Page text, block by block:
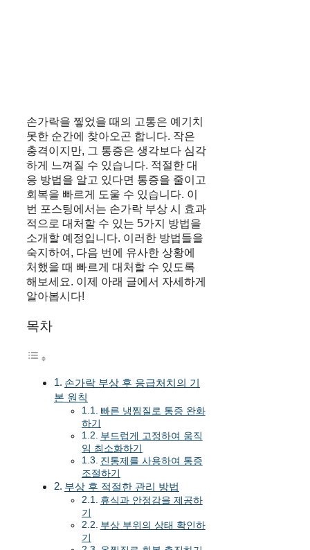
손가락을 찧었을 때의 고통은 예기치
못한 순간에 찾아오곤 합니다. 작은
충격이지만, 그 통증은 생각보다 심각
하게 느껴질 수 있습니다. 적절한 대
응 방법을 알고 있다면 통증을 줄이고
회복을 빠르게 도울 수 있습니다. 이
번 포스팅에서는 손가락 부상 시 효과
적으로 대처할 수 있는 5가지 방법을
소개할 예정입니다. 이러한 방법들을
숙지하여, 다음 번에 유사한 상황에
처했을 때 빠르게 대처할 수 있도록
해보세요. 이제 아래 글에서 자세하게
알아봅시다!
목차
손가락 부상 후 응급처치의 기
본 원칙
빠른 냉찜질로 통증 완화
하기
부드럽게 고정하여 움직
임 최소화하기
진통제를 사용하여 통증
조절하기
부상 후 적절한 관리 방법
휴식과 안정감을 제공하
기
부상 부위의 상태 확인하
기